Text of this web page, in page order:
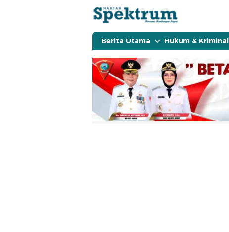
spektrumonline.com
Berita Utama Hukum & Kriminal